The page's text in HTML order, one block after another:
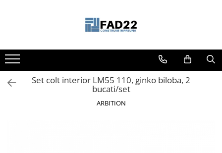
Materiale de constructii
Termoizolatii
Vata mineralaSet colt interior LM55 110, ginko biloba, 2
bucati/set
ARBITION